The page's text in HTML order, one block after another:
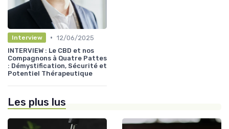
Interview • 12/06/2025
INTERVIEW : Le CBD et nos
Compagnons à Quatre Pattes
: Démystification, Sécurité et
Potentiel Thérapeutique
Les plus lus